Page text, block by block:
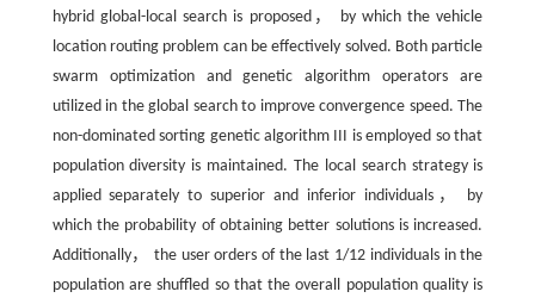
hybrid global-local search is proposed， by which the vehicle
location routing problem can be effectively solved. Both particle
swarm optimization and genetic algorithm operators are
utilized in the global search to improve convergence speed. The
non-dominated sorting genetic algorithm III is employed so that
population diversity is maintained. The local search strategy is
applied separately to superior and inferior individuals， by
which the probability of obtaining better solutions is increased.
Additionally， the user orders of the last 1/12 individuals in the
population are shuffled so that the overall population quality is